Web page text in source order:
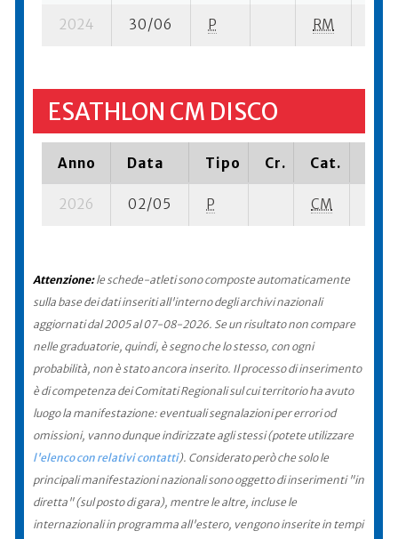
2024 30/06 P RM
ESATHLON CM DISCO
Anno Data Tipo Cr. Cat.
2026 02/05 P CM
Attenzione:le schede-atleti sono composte automaticamente
sulla base dei dati inseriti all'interno degli archivi nazionali
aggiornati dal 2005 al 07-08-2026. Se un risultato non compare
nelle graduatorie, quindi, è segno che lo stesso, con ogni
probabilità, non è stato ancora inserito. Il processo di inserimento
è di competenza dei Comitati Regionali sul cui territorio ha avuto
luogo la manifestazione: eventuali segnalazioni per errori od
omissioni, vanno dunque indirizzate agli stessi (potete utilizzare
l'elenco con relativi contatti). Considerato però che solo le
principali manifestazioni nazionali sono oggetto di inserimenti "in
diretta" (sul posto di gara), mentre le altre, incluse le
internazionali in programma all'estero, vengono inserite in tempi